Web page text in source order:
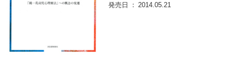
発売日
2014.05.21